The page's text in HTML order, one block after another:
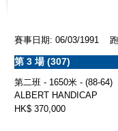
賽事日期: 06/03/1991
第 3 場 (307)
第二班 - 1650米 - (88-64)
ALBERT HANDICAP
HK$ 370,000